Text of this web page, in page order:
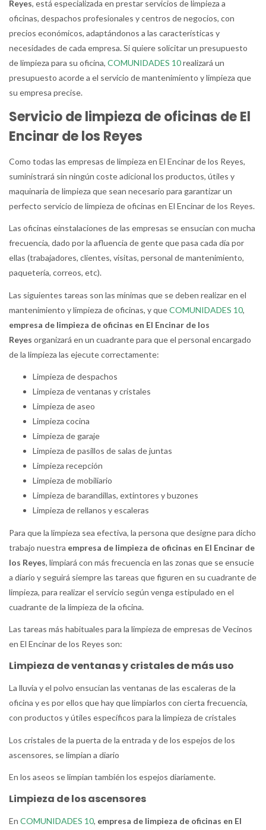
Reyes, está especializada en prestar servicios de limpieza a
oficinas, despachos profesionales y centros de negocios, con
precios económicos, adaptándonos a las características y
necesidades de cada empresa. Si quiere solicitar un presupuesto
de limpieza para su oficina, COMUNIDADES 10realizará un
presupuesto acorde a el servicio de mantenimiento y limpieza que
su empresa precise.
Servicio de limpieza de oficinas de El
Encinar de los Reyes
Como todas las empresas de limpieza en El Encinar de los Reyes,
suministrará sin ningún coste adicional los productos, útiles y
maquinaria de limpieza que sean necesario para garantizar un
perfecto servicio de limpieza de oficinas en El Encinar de los Reyes.
Las oficinas einstalaciones de las empresas se ensucian con mucha
frecuencia, dado por la afluencia de gente que pasa cada día por
ellas (trabajadores, clientes, visitas, personal de mantenimiento,
paquetería, correos, etc).
Las siguientes tareas son las mínimas que se deben realizar en el
mantenimiento y limpieza de oficinas, y queCOMUNIDADES 10,
empresa de limpieza de oficinas en El Encinar de los
Reyes organizará en un cuadrante para que el personal encargado
de la limpieza las ejecute correctamente:
Limpieza de despachos
Limpieza de ventanas y cristales
Limpieza de aseo
Limpieza cocina
Limpieza de garaje
Limpieza de pasillos de salas de juntas
Limpieza recepción
Limpieza de mobiliario
Limpieza de barandillas, extintores y buzones
Limpieza de rellanos y escaleras
Para que la limpieza sea efectiva, la persona que designe para dicho
trabajo nuestra empresa de limpieza de oficinas en El Encinar de
los Reyes, limpiará con más frecuencia en las zonas que se ensucie
a diario y seguirá siempre las tareas que figuren en su cuadrante de
limpieza, para realizar el servicio según venga estipulado en el
cuadrante de la limpieza de la oficina.
Las tareas más habituales para la limpieza de empresas de Vecinos
en El Encinar de los Reyes son:
Limpieza de ventanas y cristales de más uso
La lluvia y el polvo ensucian las ventanas de las escaleras de la
oficina y es por ellos que hay que limpiarlos con cierta frecuencia,
con productos y útiles específicos para la limpieza de cristales
Los cristales de la puerta de la entrada y de los espejos de los
ascensores, se limpian a diario
En los aseos se limpian también los espejos diariamente.
Limpieza de los ascensores
En COMUNIDADES 10, empresa de limpieza de oficinas en El